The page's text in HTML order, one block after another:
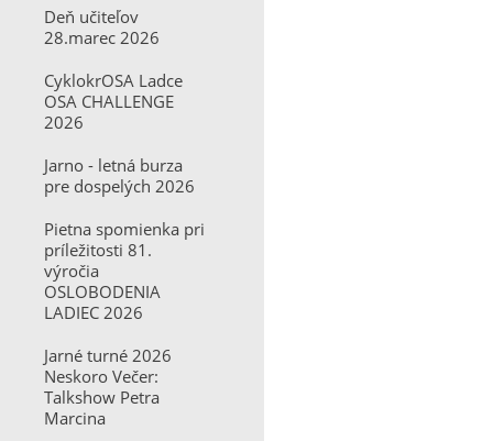
Deň učiteľov
28.marec 2026
CyklokrOSA Ladce
OSA CHALLENGE
2026
Jarno - letná burza
pre dospelých 2026
Pietna spomienka pri
príležitosti 81.
výročia
OSLOBODENIA
LADIEC 2026
Jarné turné 2026
Neskoro Večer:
Talkshow Petra
Marcina